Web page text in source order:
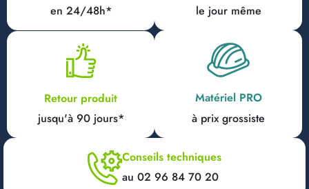
en 24/48h*
le jour même
Retour produit
jusqu'à 90 jours*
Matériel PRO
à prix grossiste
Conseils techniques
au 02 96 84 70 20